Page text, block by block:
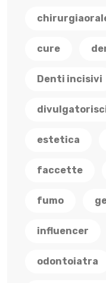
cure
Denti incisivi
estetica
faccette
fumo
influencer
odontoiatra